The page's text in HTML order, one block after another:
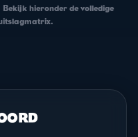
Bekijk hieronder de volledige